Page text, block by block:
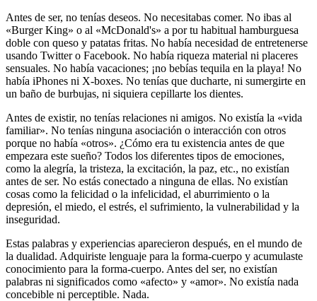
Antes de ser, no tenías deseos. No necesitabas comer. No ibas al
«Burger King» o al «McDonald's» a por tu habitual hamburguesa
doble con queso y patatas fritas. No había necesidad de entretenerse
usando Twitter o Facebook. No había riqueza material ni placeres
sensuales. No había vacaciones; ¡no bebías tequila en la playa! No
había iPhones ni X-boxes. No tenías que ducharte, ni sumergirte en
un baño de burbujas, ni siquiera cepillarte los dientes.
Antes de existir, no tenías relaciones ni amigos. No existía la «vida
familiar». No tenías ninguna asociación o interacción con otros
porque no había «otros». ¿Cómo era tu existencia antes de que
empezara este sueño? Todos los diferentes tipos de emociones,
como la alegría, la tristeza, la excitación, la paz, etc., no existían
antes de ser. No estás conectado a ninguna de ellas. No existían
cosas como la felicidad o la infelicidad, el aburrimiento o la
depresión, el miedo, el estrés, el sufrimiento, la vulnerabilidad y la
inseguridad.
Estas palabras y experiencias aparecieron después, en el mundo de
la dualidad. Adquiriste lenguaje para la forma-cuerpo y acumulaste
conocimiento para la forma-cuerpo. Antes del ser, no existían
palabras ni significados como «afecto» y «amor». No existía nada
concebible ni perceptible. Nada.